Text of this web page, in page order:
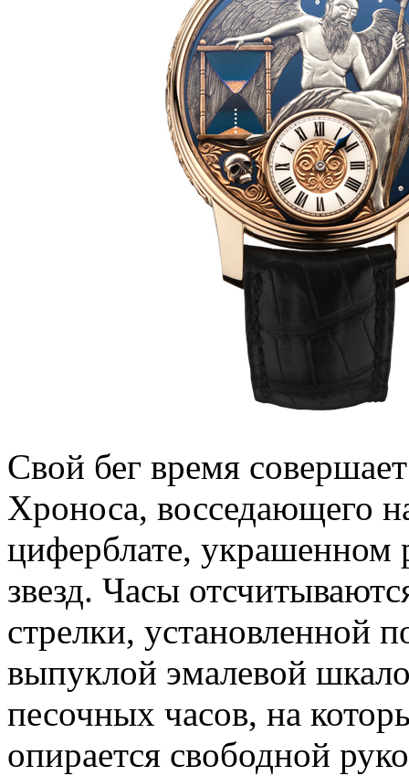
Свой бег время
Хроноса, восседающего
циферблате, украшенном
звезд. Часы
стрелки, установленной
выпуклой эмалевой
песочных часов, на
опирается свободной